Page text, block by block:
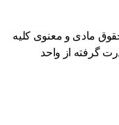
مادی و معنوی کلیه
می باشد. قدرت گرفته از واحد